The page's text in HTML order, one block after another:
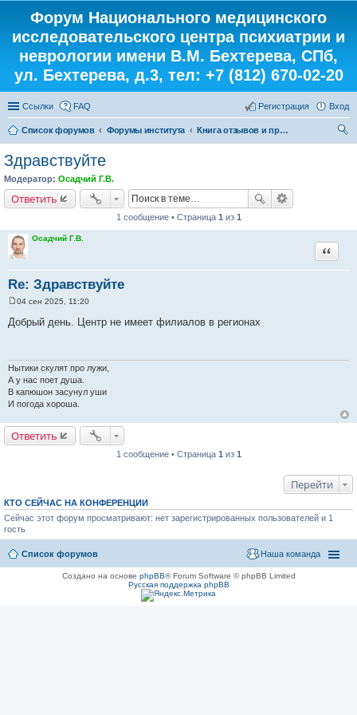
Форум Национального медицинского
исследовательского центра психиатрии и
неврологии имени В.М. Бехтерева, СПб,
ул. Бехтерева, д.3, тел: +7 (812) 670-02-20
Ссылки FAQ Вход
Регистрация
Список форумов Форумы института
Книга отзывов и предложений
Здравствуйте
Модератор: Осадчий Г.В.
Ответить
1 сообщение • Страница 1 из 1
Осадчий Г.В.
Re: Здравствуйте
Цитата
о
н
е
04 сен 2025, 11:20
Добрый день. Центр не имеет филиалов в регионах
Нытики скулят про лужи,
А у нас поет душа.
В капюшон засунул уши
И погода хороша.
Ответить
1 сообщение • Страница 1 из 1
Перейти
КТО СЕЙЧАС НА КОНФЕРЕНЦИИ
Сейчас этот форум просматривают: нет зарегистрированных пользователей и 1
гость
Список форумов Наша команда
Создано на основе phpBB® Forum Software © phpBB Limited
Русская поддержка phpBB